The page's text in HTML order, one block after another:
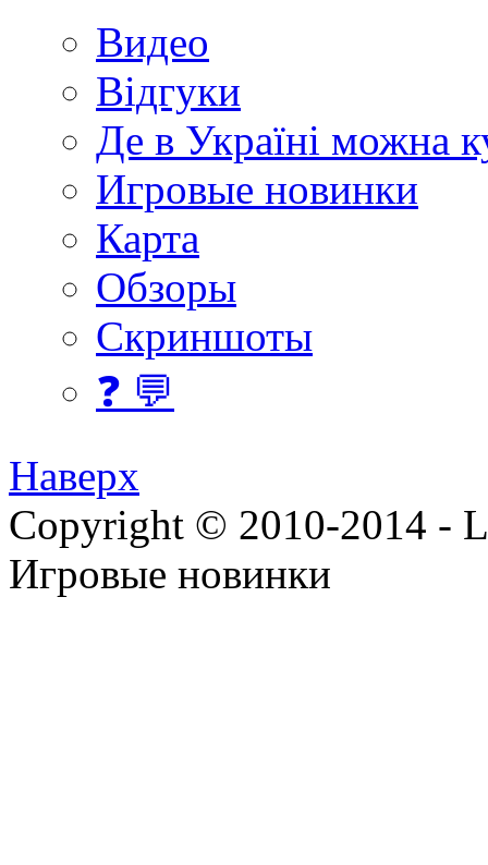
Видео
Відгуки
Де в Україні можна
Игровые новинки
Карта
Обзоры
Скриншоты
❓ 💬
Наверх
Copyright © 2010-2014 -
Игровые новинки